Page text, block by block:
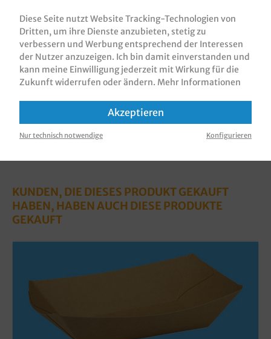
Kartonschalen, braun, 300g/m², fettdicht (Kitfaktor
7-9), verschiedene Grö…Mehr
Bewertungen
Informationen zur Produktsicherheit
KUNDEN, DIE DIESES PRODUKT GEKAUFT
HABEN, HABEN AUCH DIESE PRODUKTE
GEKAUFT
Diese Seite nutzt Website Tracking-Technologien von
Dritten, um ihre Dienste anzubieten, stetig zu
verbessern und Werbung entsprechend der Interessen
der Nutzer anzuzeigen. Ich bin damit einverstanden und
kann meine Einwilligung jederzeit mit Wirkung für die
Zukunft widerrufen oder ändern. Mehr Informationen
Akzeptieren
Nur technisch notwendige Konfigurieren